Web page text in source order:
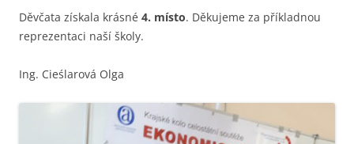
Děvčata získala krásné 4. místo. Děkujeme za příkladnou
reprezentaci naší školy.
Ing. Cieślarová Olga